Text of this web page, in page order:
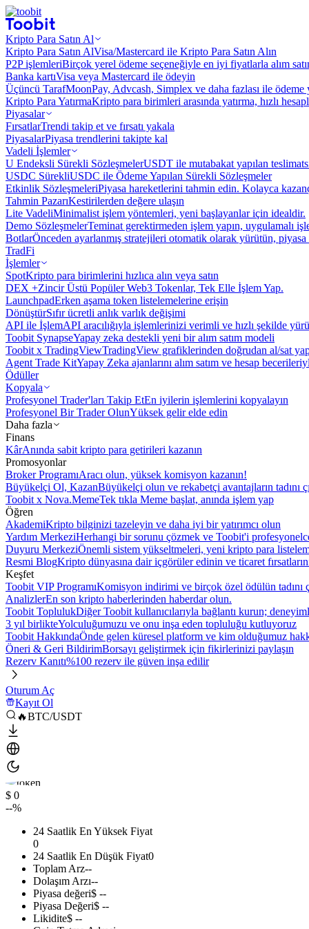
Kripto Para Satın Al
Kripto Para Satın AlVisa/Mastercard ile Kripto Para Satın Alın
P2P işlemleriBirçok yerel ödeme seçeneğiyle en iyi fiyatlarla alım
Banka kartıVisa veya Mastercard ile ödeyin
Üçüncü TarafMoonPay, Advcash, Simplex ve daha fazlası ile ödeme
Kripto Para YatırmaKripto para birimleri arasında yatırma, hızlı
Piyasalar
FırsatlarTrendi takip et ve fırsatı yakala
PiyasalarPiyasa trendlerini takipte kal
Vadeli İşlemler
U Endeksli Sürekli SözleşmelerUSDT ile mutabakat yapılan
USDC SürekliUSDC ile Ödeme Yapılan Sürekli Sözleşmeler
Etkinlik SözleşmeleriPiyasa hareketlerini tahmin edin. Kolayca
Tahmin PazarıKestirilerden değere ulaşın
Lite VadeliMinimalist işlem yöntemleri, yeni başlayanlar için idealdir.
Demo SözleşmelerTeminat gerektirmeden işlem yapın, uygulamalı
BotlarÖnceden ayarlanmış stratejileri otomatik olarak yürütün, piyasa
TradFi
İşlemler
SpotKripto para birimlerini hızlıca alın veya satın
DEX +Zincir Üstü Popüler Web3 Tokenlar, Tek Elle İşlem Yap.
LaunchpadErken aşama token listelemelerine erişin
DönüştürSıfır ücretli anlık varlık değişimi
API ile İşlemAPI aracılığıyla işlemlerinizi verimli ve hızlı şekilde
Toobit SynapseYapay zeka destekli yeni bir alım satım modeli
Toobit x TradingViewTradingView grafiklerinden doğrudan al/sat
Agent Trade KitYapay Zeka ajanlarını alım satım ve hesap
Ödüller
Kopyala
Profesyonel Trader'ları Takip EtEn iyilerin işlemlerini kopyalayın
Profesyonel Bir Trader OlunYüksek gelir elde edin
Daha fazla
Finans
KârAnında sabit kripto para getirileri kazanın
Promosyonlar
Broker ProgramıAracı olun, yüksek komisyon kazanın!
Büyükelçi Ol, KazanBüyükelçi olun ve rekabetçi avantajların tadını
Toobit x Nova.MemeTek tıkla Meme başlat, anında işlem yap
Öğren
AkademiKripto bilginizi tazeleyin ve daha iyi bir yatırımcı olun
Yardım MerkeziHerhangi bir sorunu çözmek ve Toobit'i
Duyuru MerkeziÖnemli sistem yükseltmeleri, yeni kripto para
Resmi BlogKripto dünyasına dair içgörüler edinin ve ticaret
Keşfet
Toobit VIP ProgramıKomisyon indirimi ve birçok özel ödülün tadını
AnalizlerEn son kripto haberlerinden haberdar olun.
Toobit ToplulukDiğer Toobit kullanıcılarıyla bağlantı kurun;
3 yıl birlikteYolculuğumuzu ve onu inşa eden topluluğu kutluyoruz
Toobit HakkındaÖnde gelen küresel platform ve kim olduğumuz
Öneri & Geri BildirimBorsayı geliştirmek için fikirlerinizi paylaşın
Rezerv Kanıtı%100 rezerv ile güven inşa edilir
Oturum Aç
Kayıt Ol
🔥BTC/USDT
$ 0
--%
24 Saatlik En Yüksek Fiyat
0
24 Saatlik En Düşük Fiyat0
Toplam Arz--
Dolaşım Arzı--
Piyasa değeri$ --
Piyasa Değeri$ --
Likidite$ --